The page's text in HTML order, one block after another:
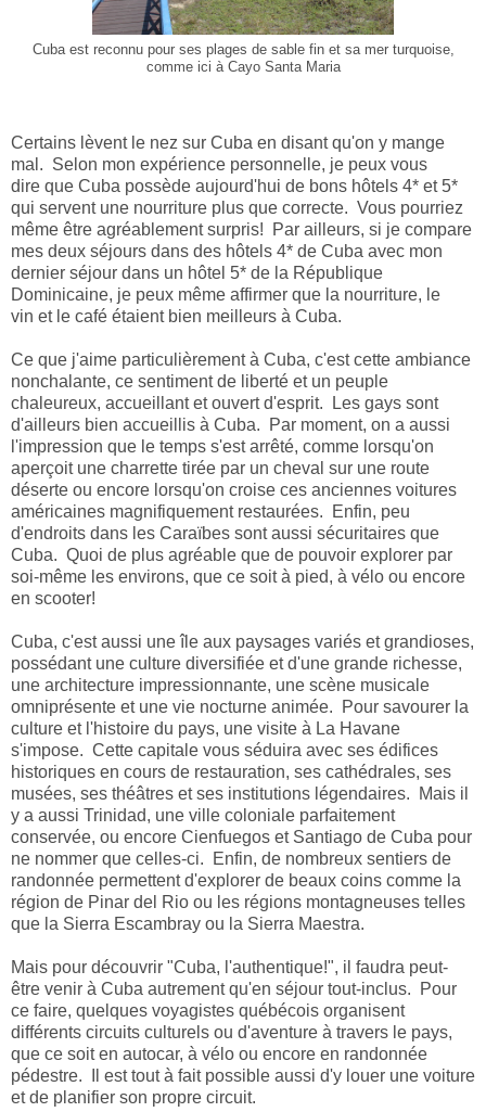
Cuba est reconnu pour ses plages de sable fin et sa mer turquoise,
comme ici à Cayo Santa Maria
Certains lèvent le nez sur Cuba en disant qu'on y mange
mal. Selon mon expérience personnelle, je peux vous
dire que Cuba possède aujourd'hui de bons hôtels 4* et 5*
qui servent une nourriture plus que correcte. Vous pourriez
même être agréablement surpris! Par ailleurs, si je compare
mes deux séjours dans des hôtels 4* de Cuba avec mon
dernier séjour dans un hôtel 5* de la République
Dominicaine, je peux même affirmer que la nourriture, le
vin et le café étaient bien meilleurs à Cuba.
Ce que j'aime particulièrement à Cuba, c'est cette ambiance
nonchalante, ce sentiment de liberté et un peuple
chaleureux, accueillant et ouvert d'esprit. Les gays sont
d'ailleurs bien accueillis à Cuba. Par moment, on a aussi
l'impression que le temps s'est arrêté, comme lorsqu'on
aperçoit une charrette tirée par un cheval sur une route
déserte ou encore lorsqu'on croise ces anciennes voitures
américaines magnifiquement restaurées. Enfin, peu
d'endroits dans les Caraïbes sont aussi sécuritaires que
Cuba. Quoi de plus agréable que de pouvoir explorer par
soi-même les environs, que ce soit à pied, à vélo ou encore
en scooter!
Cuba, c'est aussi une île aux paysages variés et grandioses,
possédant une culture diversifiée et d'une grande richesse,
une architecture impressionnante, une scène musicale
omniprésente et une vie nocturne animée. Pour savourer la
culture et l'histoire du pays, une visite à La Havane
s'impose. Cette capitale vous séduira avec ses édifices
historiques en cours de restauration, ses cathédrales, ses
musées, ses théâtres et ses institutions légendaires. Mais il
y a aussi Trinidad, une ville coloniale parfaitement
conservée, ou encore Cienfuegos et Santiago de Cuba pour
ne nommer que celles-ci. Enfin, de nombreux sentiers de
randonnée permettent d'explorer de beaux coins comme la
région de Pinar del Rio ou les régions montagneuses telles
que la Sierra Escambray ou la Sierra Maestra.
Mais pour découvrir "Cuba, l'authentique!", il faudra peut-
être venir à Cuba autrement qu'en séjour tout-inclus. Pour
ce faire, quelques voyagistes québécois organisent
différents circuits culturels ou d'aventure à travers le pays,
que ce soit en autocar, à vélo ou encore en randonnée
pédestre. Il est tout à fait possible aussi d'y louer une voiture
et de planifier son propre circuit.